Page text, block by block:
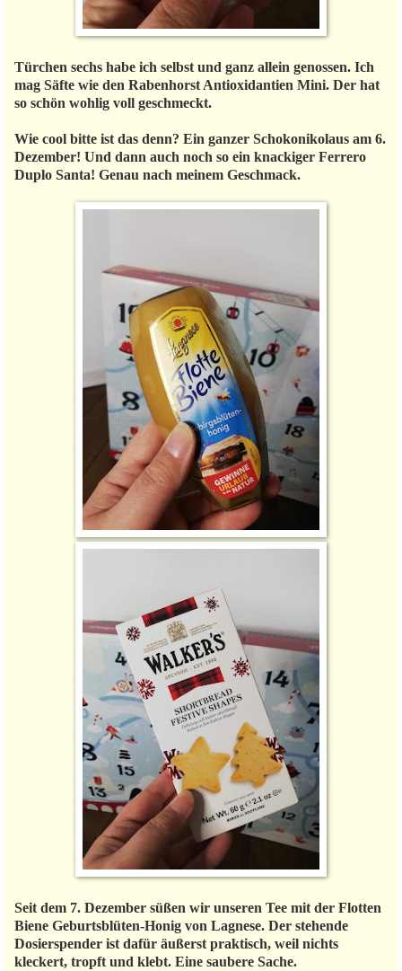
Türchen sechs habe ich selbst und ganz allein genossen. Ich
mag Säfte wie den Rabenhorst Antioxidantien Mini. Der hat
so schön wohlig voll geschmeckt.
Wie cool bitte ist das denn? Ein ganzer Schokonikolaus am 6.
Dezember! Und dann auch noch so ein knackiger Ferrero
Duplo Santa! Genau nach meinem Geschmack.
Seit dem 7. Dezember süßen wir unseren Tee mit der Flotten
Biene Geburtsblüten-Honig von Lagnese. Der stehende
Dosierspender ist dafür äußerst praktisch, weil nichts
kleckert, tropft und klebt. Eine saubere Sache.